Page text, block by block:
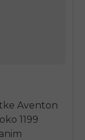
Aventon
1199